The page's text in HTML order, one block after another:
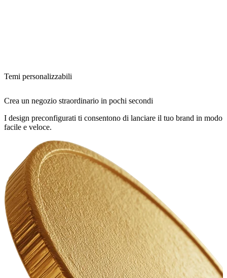
Temi personalizzabili
Crea un negozio straordinario in pochi secondi
I design preconfigurati ti consentono di lanciare il tuo brand in modo
facile e veloce.